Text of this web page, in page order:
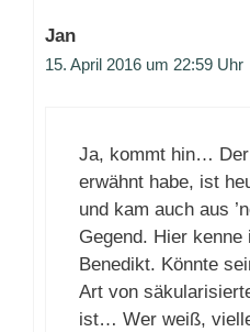
Jan
15. April 2016 um 22:59 Uhr
Ja, kommt hin…
erwähnt habe, ist
und kam auch aus
Gegend. Hier
Benedikt. Könnte
Art von
ist… Wer weiß,